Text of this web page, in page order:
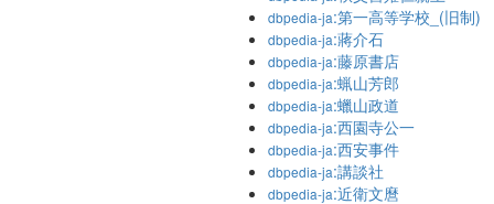
dbpedia-ja:第一高等学校_(旧制)
dbpedia-ja:蔣介石
dbpedia-ja:藤原書店
dbpedia-ja:蝋山芳郎
dbpedia-ja:蠟山政道
dbpedia-ja:西園寺公一
dbpedia-ja:西安事件
dbpedia-ja:講談社
dbpedia-ja:近衛文麿